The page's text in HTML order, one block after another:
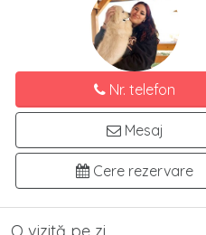
Nr. telefon
Mesaj
Cere rezervare